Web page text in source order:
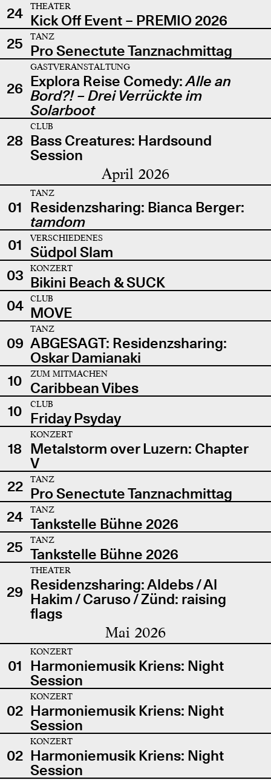
24
THEATER
Kick Off Event – PREMIO 2026
25
TANZ
Pro Senectute Tanznachmittag
26
GASTVERANSTALTUNG
Explora Reise Comedy:Alle an
Bord?! – Drei Verrückte im
Solarboot
28
CLUB
Bass Creatures: Hardsound
Session
April 2026
01
TANZ
Residenzsharing: Bianca Berger:
tamdom
01
VERSCHIEDENES
Südpol Slam
03
KONZERT
Bikini Beach & SUCK
04
CLUB
MOVE
09
TANZ
ABGESAGT: Residenzsharing:
Oskar Damianaki
10
ZUM MITMACHEN
Caribbean Vibes
10
CLUB
Friday Psyday
18
KONZERT
Metalstorm over Luzern: Chapter
V
22
TANZ
Pro Senectute Tanznachmittag
24
TANZ
Tankstelle Bühne 2026
25
TANZ
Tankstelle Bühne 2026
29
THEATER
Residenzsharing: Aldebs / Al
Hakim / Caruso / Zünd: raising
flags
Mai 2026
01
KONZERT
Harmoniemusik Kriens: Night
Session
02
KONZERT
Harmoniemusik Kriens: Night
Session
02
KONZERT
Harmoniemusik Kriens: Night
Session